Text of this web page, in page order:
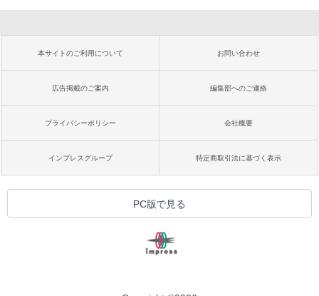
本サイトのご利用について お問い合わせ
広告掲載のご案内 編集部へのご連絡
プライバシーポリシー 会社概要
インプレスグループ 特定商取引法に基づく表示
PC版で見る